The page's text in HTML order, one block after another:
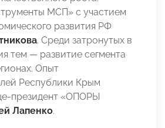
МСП» с участием
развития РФ
. Среди затронутых в
тем — развитие сегмента
Опыт
Республики Крым
президент «ОПОРЫ
Лапенко.